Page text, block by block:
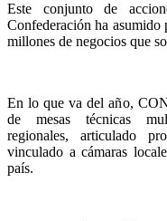
Este conjunto de
Confederación ha asumido
millones de negocios que
En lo que va del año,
de mesas técnicas
regionales, articulado
vinculado a cámaras
país.